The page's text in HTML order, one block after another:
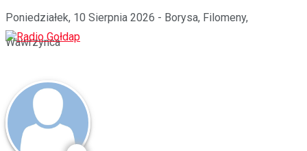
Poniedziałek, 10 Sierpnia 2026 - Borysa, Filomeny,
Wawrzynca